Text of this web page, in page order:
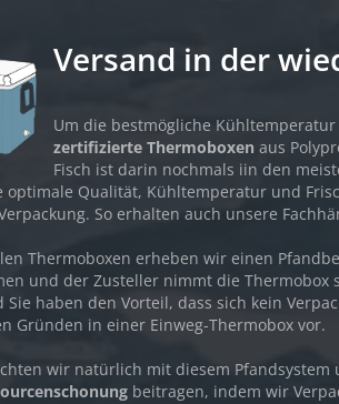
Versand in der
Um die bestmögliche
zertifizierte Thermoboxen aus
Fisch ist darin nochmals iin den
optimale Qualität, Kühltemperatur und
So erhalten auch unsere
Thermoboxen erheben wir einen
und der Zusteller nimmt die
Sie haben den Vorteil, dass sich kein
Gründen in einer Einweg-Thermobox vor.
wir natürlich mit diesem
beitragen, indem wir